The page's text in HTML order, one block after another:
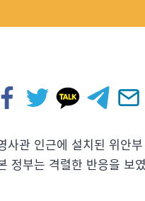
사관 인근에 설치된 위안
정부는 격렬한 반응을 보